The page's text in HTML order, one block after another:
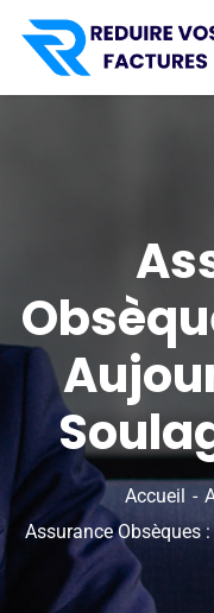
Accueil
Assurance Obsèques